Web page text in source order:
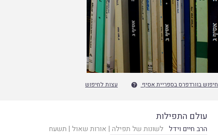
חיפוש בוורדפרס בספריית אסיף  עצות לחיפוש
עולם התפילות
הרב חיים וידל לשונות של תפילה | אורות שאול | תשעח